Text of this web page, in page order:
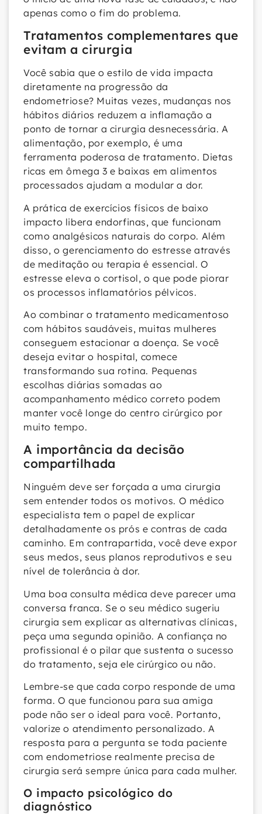
apenas como o fim do problema.
Tratamentos complementares que
evitam a cirurgia
Você sabia que o estilo de vida impacta
diretamente na progressão da
endometriose? Muitas vezes, mudanças nos
hábitos diários reduzem a inflamação a
ponto de tornar a cirurgia desnecessária. A
alimentação, por exemplo, é uma
ferramenta poderosa de tratamento. Dietas
ricas em ômega 3 e baixas em alimentos
processados ajudam a modular a dor.
A prática de exercícios físicos de baixo
impacto libera endorfinas, que funcionam
como analgésicos naturais do corpo. Além
disso, o gerenciamento do estresse através
de meditação ou terapia é essencial. O
estresse eleva o cortisol, o que pode piorar
os processos inflamatórios pélvicos.
Ao combinar o tratamento medicamentoso
com hábitos saudáveis, muitas mulheres
conseguem estacionar a doença. Se você
deseja evitar o hospital, comece
transformando sua rotina. Pequenas
escolhas diárias somadas ao
acompanhamento médico correto podem
manter você longe do centro cirúrgico por
muito tempo.
A importância da decisão
compartilhada
Ninguém deve ser forçada a uma cirurgia
sem entender todos os motivos. O médico
especialista tem o papel de explicar
detalhadamente os prós e contras de cada
caminho. Em contrapartida, você deve expor
seus medos, seus planos reprodutivos e seu
nível de tolerância à dor.
Uma boa consulta médica deve parecer uma
conversa franca. Se o seu médico sugeriu
cirurgia sem explicar as alternativas clínicas,
peça uma segunda opinião. A confiança no
profissional é o pilar que sustenta o sucesso
do tratamento, seja ele cirúrgico ou não.
Lembre-se que cada corpo responde de uma
forma. O que funcionou para sua amiga
pode não ser o ideal para você. Portanto,
valorize o atendimento personalizado. A
resposta para a pergunta se toda paciente
com endometriose realmente precisa de
cirurgia será sempre única para cada mulher.
O impacto psicológico do
diagnóstico